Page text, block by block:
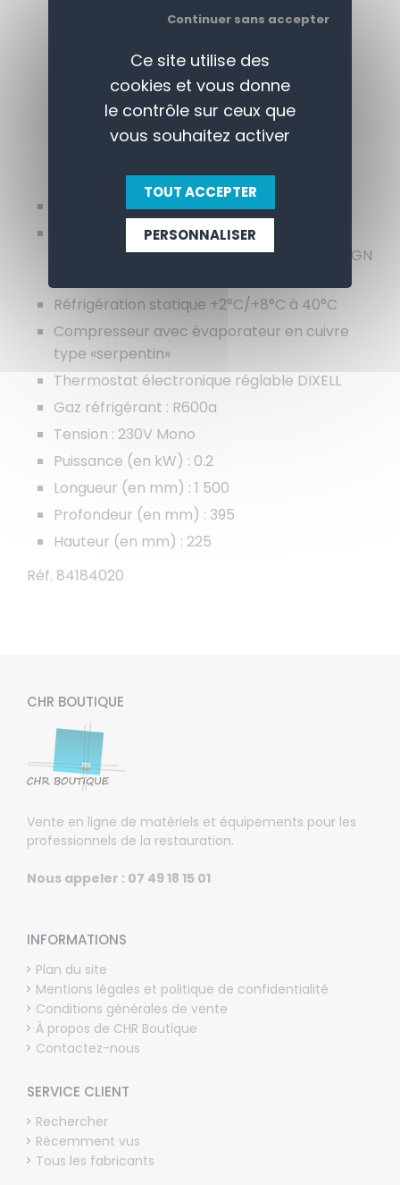
APERÇU SPECIFICATIONS
CONTACTEZ-NOUS
Construction et couvercle en inox
Cuve pour 5 bacs gastronormes GN 1/3 de
profondeur 150 mm et 1 bac gastronorme GN
Réfrigération statique +2°C/+8°C à 40°C
Compresseur avec évaporateur en cuivre
type «serpentin»
Thermostat électronique réglable DIXELL
Gaz réfrigérant : R600a
Tension : 230V Mono
Puissance (en kW) : 0.2
Longueur (en mm) : 1 500
Profondeur (en mm) : 395
Hauteur (en mm) : 225
Réf. 84184020
CHR BOUTIQUE
Vente en ligne de matériels et équipements pour les
professionnels de la restauration.
Nous appeler : 07 49 18 15 01
INFORMATIONS
Plan du site
Mentions légales et politique de confidentialité
Conditions générales de vente
À propos de CHR Boutique
Contactez-nous
SERVICE CLIENT
Rechercher
Récemment vus
Tous les fabricants
Ce site utilise des
cookies et vous donne
le contrôle sur ceux que
vous souhaitez activer
TOUT ACCEPTER
Continuer sans accepter
PERSONNALISER